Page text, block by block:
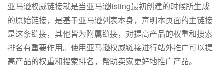
亚马逊权威链接就是当亚马逊listing最初创建的时候所生成
的原始链接，是‌基于亚马逊列表本身，声明本页面的主链接
是这条链接，其他皆为附属链接，对提高产品的权重和搜索
排名有重要作用。‌使用亚马逊权威链接进行站外推广可以提
高产品的权重和搜索排名，帮助卖家更好地推广产品。